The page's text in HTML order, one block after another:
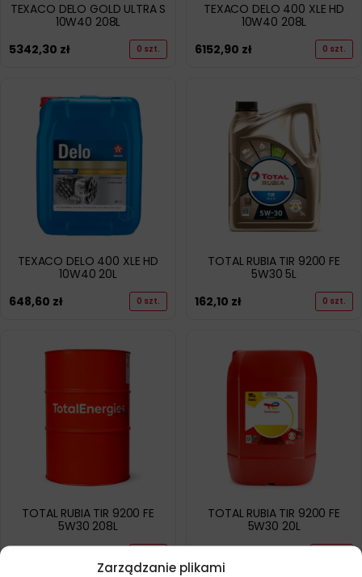
Zarządzanie plikami
TEXACO DELO GOLD ULTRA S
10W40 208L
5342,30 zł 0 szt.
TEXACO DELO 400 XLE HD
10W40 208L
6152,90 zł 0 szt.
TEXACO DELO 400 XLE HD
10W40 20L
648,60 zł 0 szt.
TOTAL RUBIA TIR 9200 FE
5W30 5L
162,10 zł 0 szt.
TOTAL RUBIA TIR 9200 FE
5W30 208L
TOTAL RUBIA TIR 9200 FE
5W30 20L